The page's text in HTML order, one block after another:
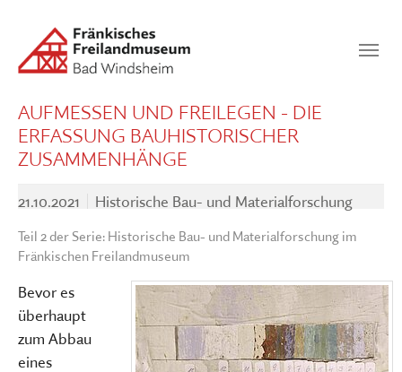
SUCHEN
AUFMESSEN UND FREILEGEN - DIE
ERFASSUNG BAUHISTORISCHER
ZUSAMMENHÄNGE
21.10.2021 Historische Bau- und Materialforschung
Teil 2 der Serie: Historische Bau- und Materialforschung im
Fränkischen Freilandmuseum
Bevor es
überhaupt
zum Abbau
eines